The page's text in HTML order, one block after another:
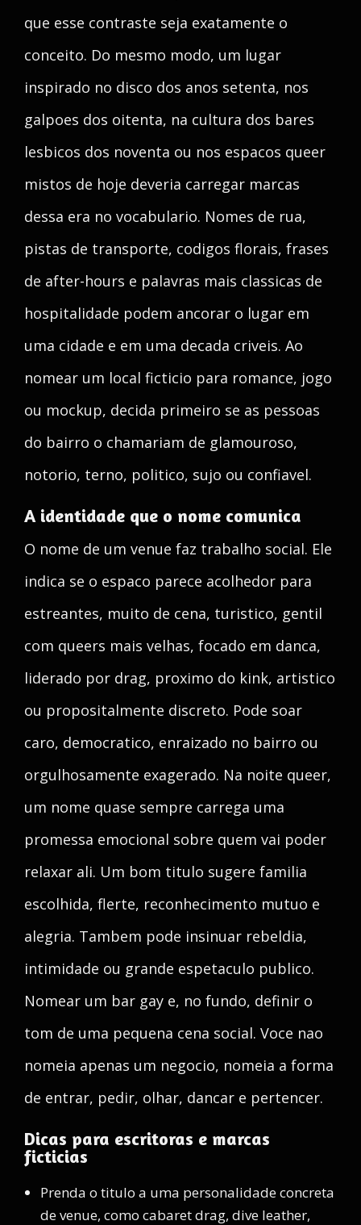
que esse contraste seja exatamente o
conceito. Do mesmo modo, um lugar
inspirado no disco dos anos setenta, nos
galpoes dos oitenta, na cultura dos bares
lesbicos dos noventa ou nos espacos queer
mistos de hoje deveria carregar marcas
dessa era no vocabulario. Nomes de rua,
pistas de transporte, codigos florais, frases
de after-hours e palavras mais classicas de
hospitalidade podem ancorar o lugar em
uma cidade e em uma decada criveis. Ao
nomear um local ficticio para romance, jogo
ou mockup, decida primeiro se as pessoas
do bairro o chamariam de glamouroso,
notorio, terno, politico, sujo ou confiavel.
A identidade que o nome comunica
O nome de um venue faz trabalho social. Ele
indica se o espaco parece acolhedor para
estreantes, muito de cena, turistico, gentil
com queers mais velhas, focado em danca,
liderado por drag, proximo do kink, artistico
ou propositalmente discreto. Pode soar
caro, democratico, enraizado no bairro ou
orgulhosamente exagerado. Na noite queer,
um nome quase sempre carrega uma
promessa emocional sobre quem vai poder
relaxar ali. Um bom titulo sugere familia
escolhida, flerte, reconhecimento mutuo e
alegria. Tambem pode insinuar rebeldia,
intimidade ou grande espetaculo publico.
Nomear um bar gay e, no fundo, definir o
tom de uma pequena cena social. Voce nao
nomeia apenas um negocio, nomeia a forma
de entrar, pedir, olhar, dancar e pertencer.
Dicas para escritoras e marcas
ficticias
Prenda o titulo a uma personalidade concreta
de venue, como cabaret drag, dive leather,